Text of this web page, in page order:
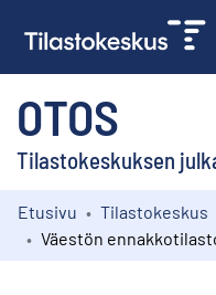
OTOS
Tilastokeskuksen
Kokoelmat
Etusivu Tilastokeskus